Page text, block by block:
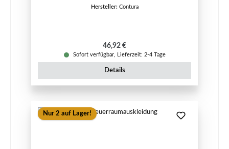
Hersteller: Contura
Regulärer Preis:
46,92 €
Sofort verfügbar, Lieferzeit: 2-4 Tage
Details
Nur 2 auf Lager!